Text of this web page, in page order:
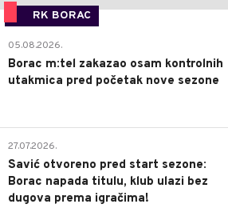
RK BORAC
05.08.2026.
Borac m:tel zakazao osam kontrolnih
utakmica pred početak nove sezone
27.07.2026.
Savić otvoreno pred start sezone:
Borac napada titulu, klub ulazi bez
dugova prema igračima!